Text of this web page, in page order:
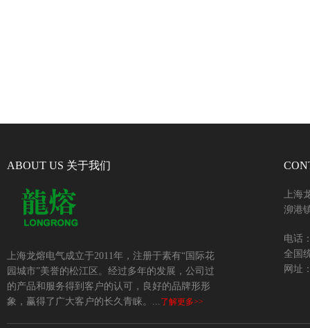
ABOUT US 关于我们
上海龙熔电气成立于2011年，注册于素有“国际花
园城市”美誉的松江区。经过多年的发展，公司过
的产品和服务得到客户的认可，良好的品牌形形
象，赢得了广大客户的长久青睐。...
了解更多>>
上海
泖港
电话
全国
网址